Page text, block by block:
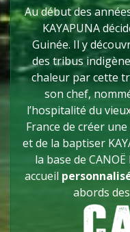
Au début des
KAYAPUNA
Guinée. Il y
des tribus
chaleur par cette
son chef,
l’hospitalité du
France de créer
et de la baptiser
la base de
accueil
abords